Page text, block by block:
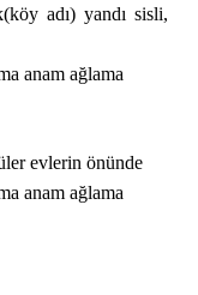
adı) yandı sisli,
anam ağlama
evlerin önünde
anam ağlama